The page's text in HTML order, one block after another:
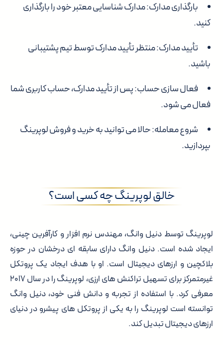
بارگذاری مدارک:مدارک شناسایی معتبر خود را بارگذاری
کنید.
تأیید مدارک:منتظر تأیید مدارک توسط تیم پشتیبانی
باشید.
فعال سازی حساب:پس از تأیید مدارک، حساب کاربری شما
فعال می شود.
شروع معامله:حالا می توانید به خرید و فروش لوپرینگ
بپردازید.
خالق لوپرینگ چه کسی است؟
لوپرینگ توسط دنیل وانگ، مهندس نرم افزار و کارآفرین چینی،
ایجاد شده است. دنیل وانگ دارای سابقه ای درخشان در حوزه
بلاکچین و ارزهای دیجیتال است. او با هدف ایجاد یک پروتکل
غیرمتمرکز برای تسهیل تراکنش های ارزی، لوپرینگ را در سال ۲۰۱۷
معرفی کرد. با استفاده از تجربه و دانش فنی خود، دنیل وانگ
توانسته است لوپرینگ را به یکی از پروتکل های پیشرو در دنیای
ارزهای دیجیتال تبدیل کند.